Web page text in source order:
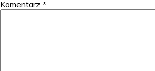
Komentarz *